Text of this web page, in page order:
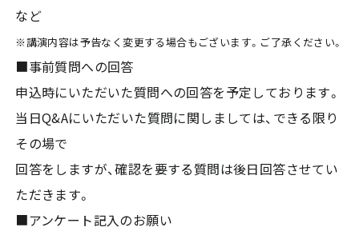
など
※講演内容は予告なく変更する場合もございます。ご了承ください。
■事前質問への回答
申込時にいただいた質問への回答を予定しております。
当日Q&Aにいただいた質問に関しましては、できる限り
その場で
回答をしますが、確認を要する質問は後日回答させてい
ただきます。
■アンケート記入のお願い